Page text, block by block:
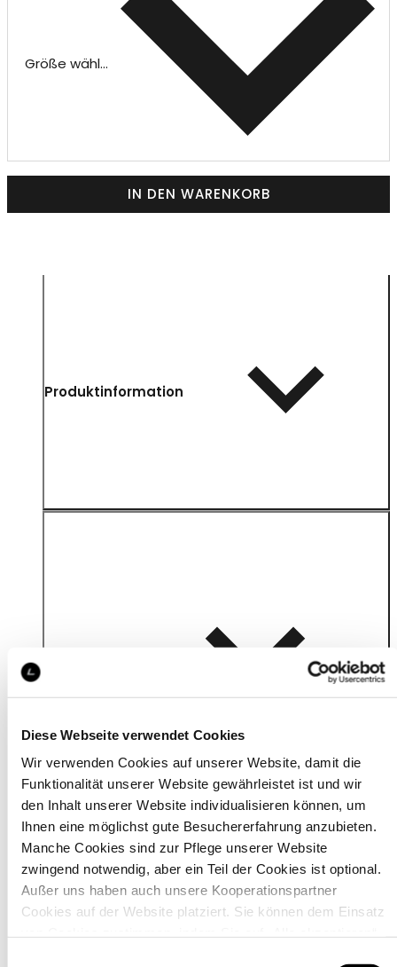
Diese Webseite verwendet Cookies
Wir verwenden Cookies auf unserer Website, damit die
Funktionalität unserer Website gewährleistet ist und wir
den Inhalt unserer Website individualisieren können, um
Ihnen eine möglichst gute Besuchererfahrung anzubieten.
Manche Cookies sind zur Pflege unserer Website
zwingend notwendig, aber ein Teil der Cookies ist optional.
Außer uns haben auch unsere Kooperationspartner
Cookies auf der Website platziert. Sie können dem Einsatz
Größe wählen
IN DEN WARENKORB
Produktinformation